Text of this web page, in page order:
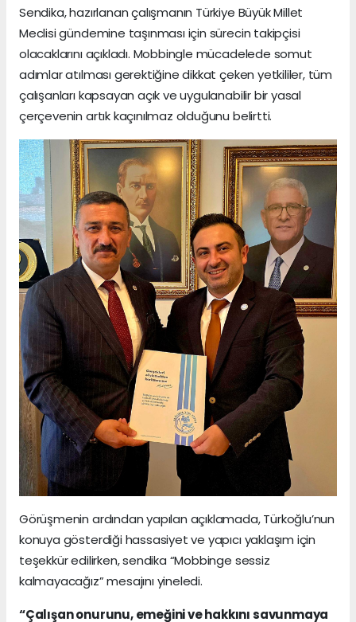
Sendika, hazırlanan çalışmanın Türkiye Büyük Millet
Meclisi gündemine taşınması için sürecin takipçisi
olacaklarını açıkladı. Mobbingle mücadelede somut
adımlar atılması gerektiğine dikkat çeken yetkililer, tüm
çalışanları kapsayan açık ve uygulanabilir bir yasal
çerçevenin artık kaçınılmaz olduğunu belirtti.
Görüşmenin ardından yapılan açıklamada, Türkoğlu’nun
konuya gösterdiği hassasiyet ve yapıcı yaklaşım için
teşekkür edilirken, sendika “Mobbinge sessiz
kalmayacağız” mesajını yineledi.
“Çalışan onurunu, emeğini ve hakkını savunmaya